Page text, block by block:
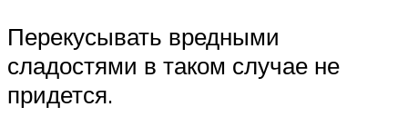
Перекусывать вредными
сладостями в таком случае не
придется.